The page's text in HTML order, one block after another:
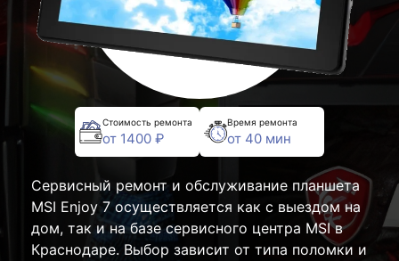
Стоимость ремонта
от 1400 ₽
Время ремонта
от 40 мин
Сервисный ремонт и обслуживание планшета
MSI Enjoy 7 осуществляется как с выездом на
дом, так и на базе сервисного центра MSI в
Краснодаре. Выбор зависит от типа поломки и